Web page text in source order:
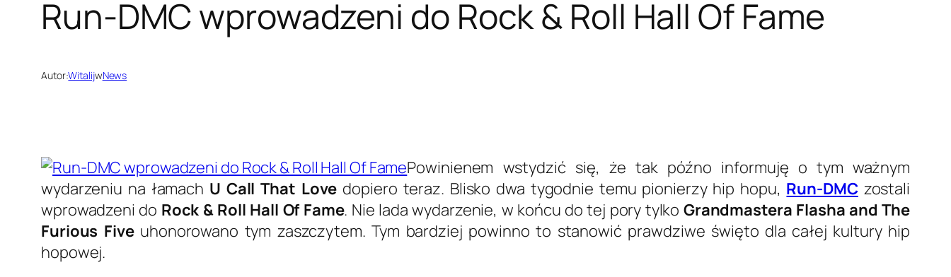
Run-DMC wprowadzeni do Rock & Roll Hall Of Fame
Autor:WitalijwNews
Powinienem wstydzić się, że tak późno informuję o tym ważnym
wydarzeniu na łamach U Call That Love dopiero teraz. Blisko dwa tygodnie temu pionierzy hip hopu, Run-DMCzostali
wprowadzeni do Rock & Roll Hall Of Fame. Nie lada wydarzenie, w końcu do tej pory tylko Grandmastera Flasha and The
Furious Fiveuhonorowano tym zaszczytem. Tym bardziej powinno to stanowić prawdziwe święto dla całej kultury hip
hopowej.